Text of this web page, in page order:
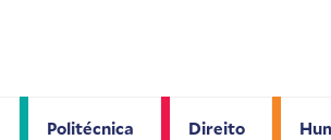
Politécnica Direito